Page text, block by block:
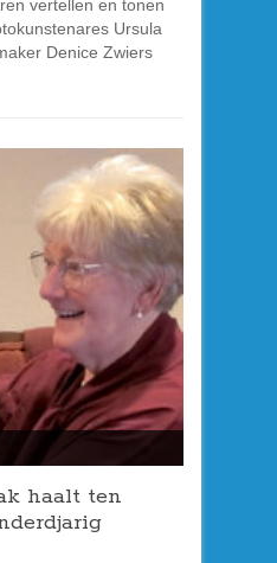
vertellen en tonen
Ursula
Denice Zwiers
haalt ten